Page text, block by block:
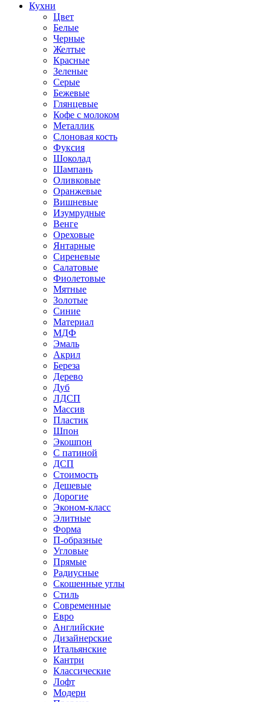
Кухни
Цвет
Белые
Черные
Желтые
Красные
Зеленые
Серые
Бежевые
Глянцевые
Кофе с молоком
Металлик
Слоновая кость
Фуксия
Шоколад
Шампань
Оливковые
Оранжевые
Вишневые
Изумрудные
Венге
Ореховые
Янтарные
Сиреневые
Салатовые
Фиолетовые
Мятные
Золотые
Синие
Материал
МДФ
Эмаль
Акрил
Береза
Дерево
Дуб
ЛДСП
Массив
Пластик
Шпон
Экошпон
С патиной
ДСП
Стоимость
Дешевые
Дорогие
Эконом-класс
Элитные
Форма
П-образные
Угловые
Прямые
Радиусные
Скошенные углы
Стиль
Современные
Евро
Английские
Дизайнерские
Итальянские
Кантри
Классические
Лофт
Модерн